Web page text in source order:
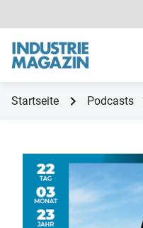
Startseite Podcasts